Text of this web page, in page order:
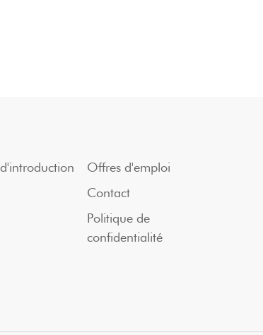
Offres d'emploi
Contact
Politique de
confidentialité